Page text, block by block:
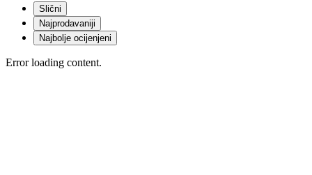
Slični
Najprodavaniji
Najbolje ocijenjeni
Error loading content.